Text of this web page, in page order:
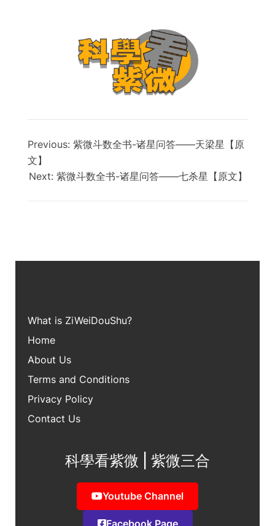
Previous: 紫微斗数全书-诸星问答——天梁星【原
文】
Next: 紫微斗数全书-诸星问答——七杀星【原文】
What is ZiWeiDouShu?
Home
About Us
Terms and Conditions
Privacy Policy
Contact Us
科學看紫微 | 紫微三合
Youtube Channel
Facebook Page